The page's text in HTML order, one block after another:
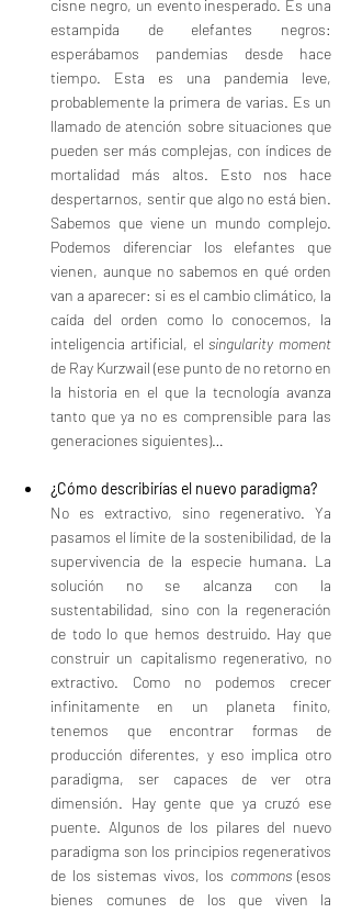
cisne negro, un evento inesperado. Es una
estampida de elefantes negros:
esperábamos pandemias desde hace
tiempo. Esta es una pandemia leve,
probablemente la primera de varias. Es un
llamado de atención sobre situaciones que
pueden ser más complejas, con índices de
mortalidad más altos. Esto nos hace
despertarnos, sentir que algo no está bien.
Sabemos que viene un mundo complejo.
Podemos diferenciar los elefantes que
vienen, aunque no sabemos en qué orden
van a aparecer: si es el cambio climático, la
caída del orden como lo conocemos, la
inteligencia artificial, el singularity moment
de Ray Kurzwail (ese punto de no retorno en
la historia en el que la tecnología avanza
tanto que ya no es comprensible para las
generaciones siguientes)…
¿Cómo describirías el nuevo paradigma?
No es extractivo, sino regenerativo. Ya
pasamos el límite de la sostenibilidad, de la
supervivencia de la especie humana. La
solución no se alcanza con la
sustentabilidad, sino con la regeneración
de todo lo que hemos destruido. Hay que
construir un capitalismo regenerativo, no
extractivo. Como no podemos crecer
infinitamente en un planeta finito,
tenemos que encontrar formas de
producción diferentes, y eso implica otro
paradigma, ser capaces de ver otra
dimensión. Hay gente que ya cruzó ese
puente. Algunos de los pilares del nuevo
paradigma son los principios regenerativos
de los sistemas vivos, los commons (esos
bienes comunes de los que viven la